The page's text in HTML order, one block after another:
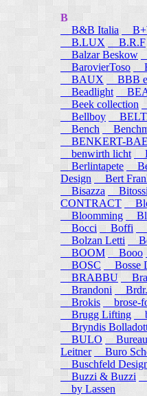
B
B&B Italia
B.LUX
B.R.F
Balzar Beskow
BarovierToso
BAUX
BBB
Beadlight
Beek collection
Bellboy
Bench
BENKERT-
benwirth licht
Berlintapete
Design
Bert
Bisazza
Bitossi
CONTRACT
Bloomming
Bocci
Boffi
Bolzan Letti
BOOM
Booo
BOSC
Bosse
BRABBU
Brandoni
Brokis
brose-
Brugg Lifting
Bryndis
BULO
Bureau
Leitner
Buro
Buschfeld
Buzzi & Buzzi
by Lassen